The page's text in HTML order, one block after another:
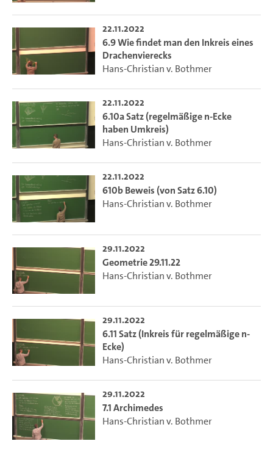
22.11.2022
6.9 Wie findet man den Inkreis eines
Drachenvierecks
Hans-Christian v. Bothmer
22.11.2022
6.10a Satz (regelmäßige n-Ecke
haben Umkreis)
Hans-Christian v. Bothmer
22.11.2022
610b Beweis (von Satz 6.10)
Hans-Christian v. Bothmer
29.11.2022
Geometrie 29.11.22
Hans-Christian v. Bothmer
29.11.2022
6.11 Satz (Inkreis für regelmäßige n-
Ecke)
Hans-Christian v. Bothmer
29.11.2022
7.1 Archimedes
Hans-Christian v. Bothmer